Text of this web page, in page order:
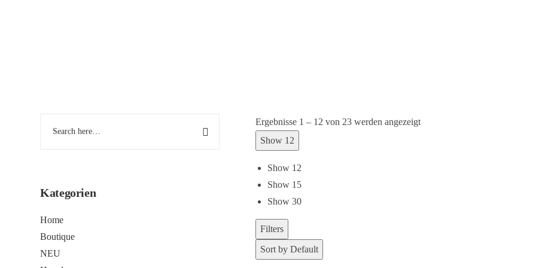
Kategorien
Home
Boutique
NEU
Ergebnisse 1 – 12 von 23 werden angezeigt
Show 12
Show 12
Show 15
Show 30
Filters
Sort by Default